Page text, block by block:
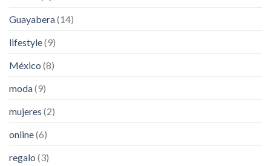
Guayabera(14)
lifestyle(9)
México (8)
moda(9)
mujeres (2)
online(6)
regalo (3)